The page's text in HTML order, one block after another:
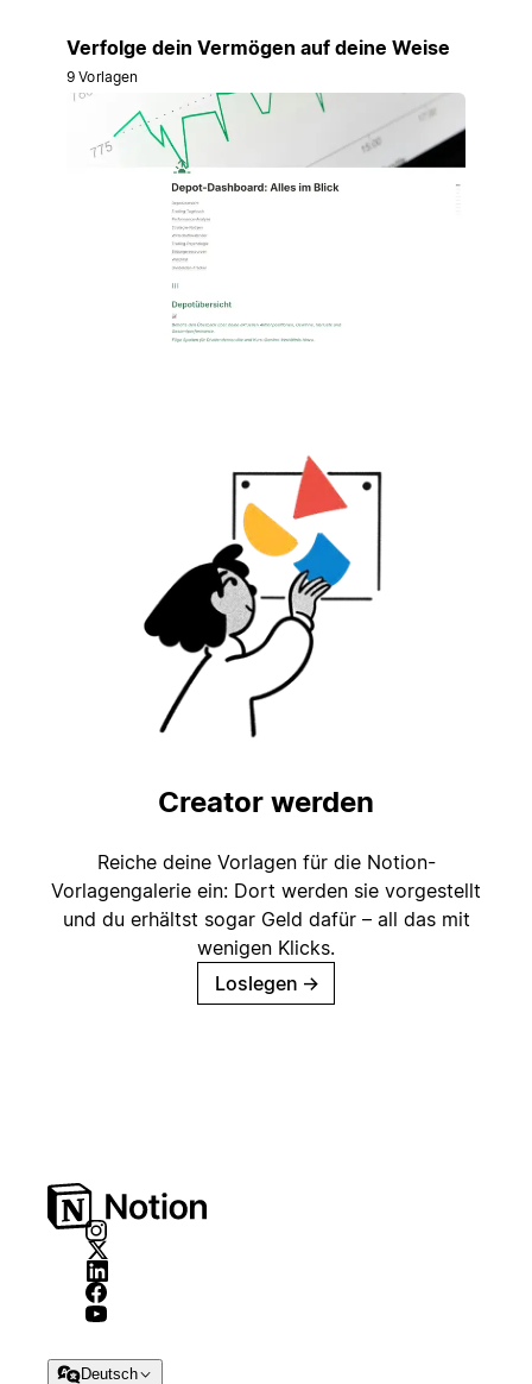
Verfolge dein Vermögen auf deine Weise
9 Vorlagen
Creator werden
Reiche deine Vorlagen für die Notion-
Vorlagengalerie ein: Dort werden sie vorgestellt
und du erhältst sogar Geld dafür – all das mit
wenigen Klicks.
Loslegen →
Deutsch